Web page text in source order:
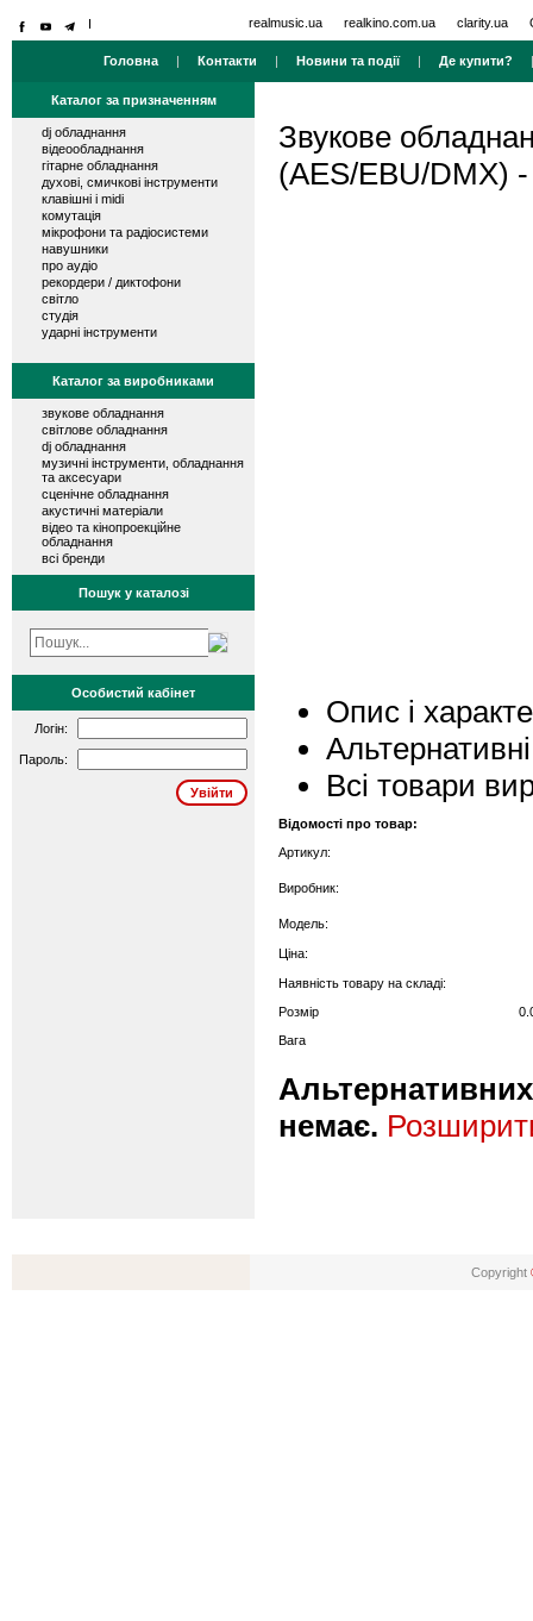
realmusic.ua realkino.com.ua clarity.ua
Головна | Контакти | Новини та події| Де купити?
Каталог за призначенням
dj обладнання
відеообладнання
гітарне обладнання
духові, смичкові інструменти
клавішні і midi
комутація
мікрофони та радіосистеми
навушники
про аудіо
рекордери / диктофони
світло
студія
ударні інструменти
Каталог за виробниками
звукове обладнання
світлове обладнання
dj обладнання
музичні інструменти, обладнання
та аксесуари
сценічне обладнання
акустичні матеріали
відео та кінопроекційне
обладнання
всі бренди
Пошук у каталозі
Особистий кабінет
Логін:
Пароль:
Звукове
(AES/EBU/DMX)
Опис і
Всі товари
Відомості про товар:
Артикул:
Виробник:
Модель:
Ціна:
Наявність товару на складі:
Розмір
Вага
Альтернативних
немає.
Copyright